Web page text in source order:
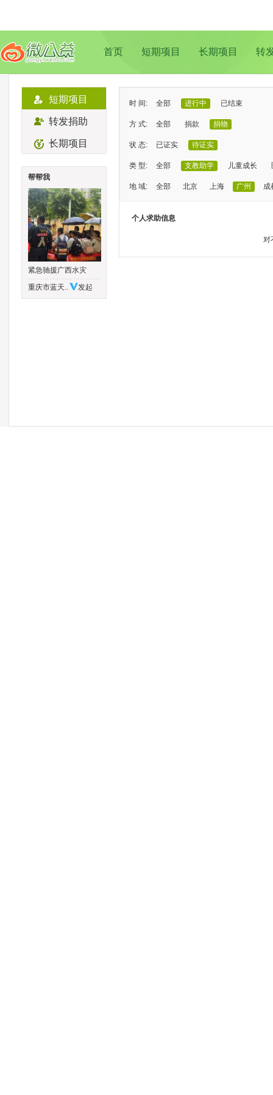
首页 短期项目 长期项目 转
短期项目
转发捐助
长期项目
帮帮我
紧急驰援广西水灾
重庆市蓝天..
发起
时 间: 全部 进行中 已结束
方 式: 全部 捐款 捐物
状 态: 已证实 待证实
类 型: 全部 支教助学 儿童成长
地 域: 全部 北京 上海 广州 成
个人求助信息
对